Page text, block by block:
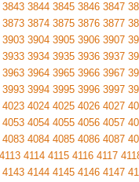
3843 3844 3845 3846 3847
3873 3874 3875 3876 3877
3903 3904 3905 3906 3907
3933 3934 3935 3936 3937
3963 3964 3965 3966 3967
3993 3994 3995 3996 3997
4023 4024 4025 4026 4027
4053 4054 4055 4056 4057
4083 4084 4085 4086 4087
4113 4114 4115 4116 4117
4143 4144 4145 4146 4147